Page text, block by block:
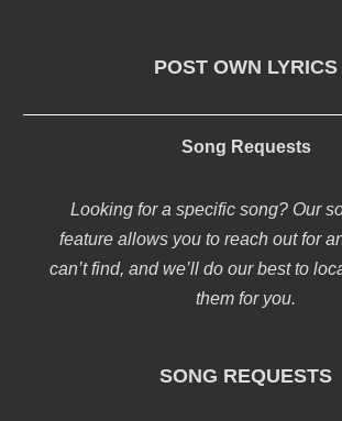
POST OWN LYRICS
Song Requests
Looking for a specific song? Our
feature allows you to reach out for
can’t find, and we’ll do our best to
them for you.
SONG REQUESTS